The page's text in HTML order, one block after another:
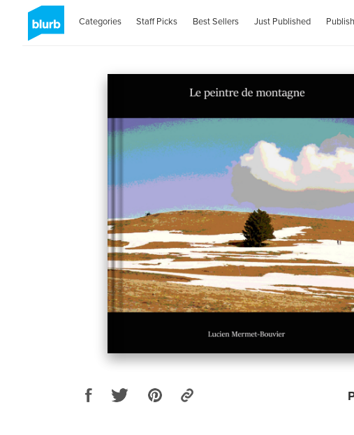
Categories Staff Picks Best Sellers Just Published